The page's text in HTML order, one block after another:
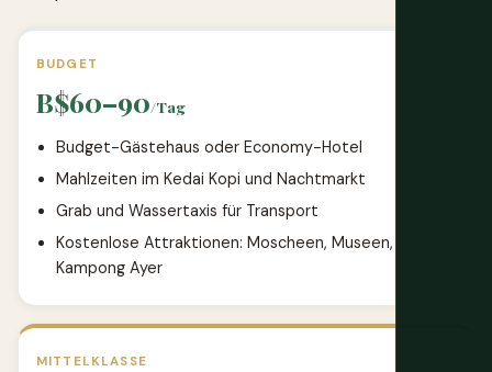
BUDGET
B$60–90/Tag
Budget-Gästehaus oder Economy-Hotel
Mahlzeiten im Kedai Kopi und Nachtmarkt
Grab und Wassertaxis für Transport
Kostenlose Attraktionen: Moscheen, Museen,
Kampong Ayer
MITTELKLASSE